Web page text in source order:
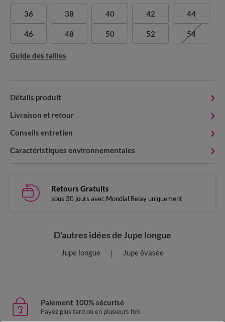
36 38 40 42 44
46 48 50 52 54
Guide des tailles
Détails produit
Livraison et retour
Conseils entretien
Caractéristiques environnementales
Retours Gratuits
sous 30 jours avec Mondial Relay uniquement
D'autres idées de Jupe longue
Jupe longue Jupe évasée
Paiement 100% sécurisé
Payez plus tard ou en plusieurs fois